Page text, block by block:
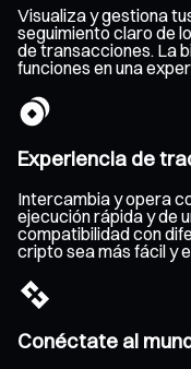
Visualiza y gestiona
seguimiento claro de
de transacciones. La
funciones en una
Experiencia de
Intercambia y opera
ejecución rápida y de
compatibilidad con
cripto sea más fácil y
Conéctate al